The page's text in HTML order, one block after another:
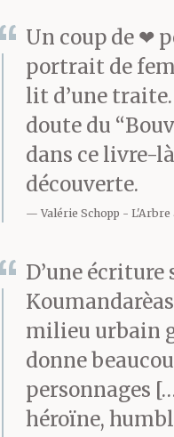
ville. Elle
et
magasin.
Le rideau
devait se
entrer.
alors nez
mari,
en
Un coup de ❤
portrait de
lit d’une
doute du
dans ce livre-
découverte.
Valérie Schopp L'Arbre
D’une écriture
milieu urbain
donne
personnages
héroïne,